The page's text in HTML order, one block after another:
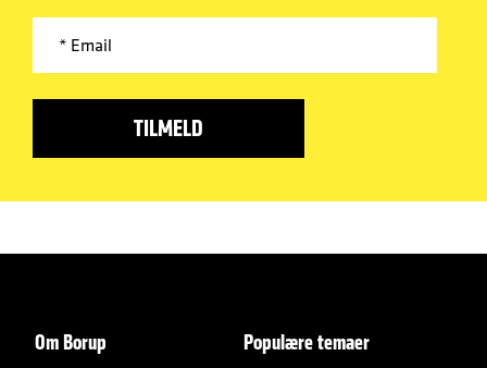
Om Borup Populære temaer